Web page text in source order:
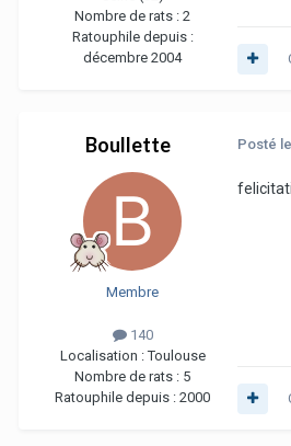
Nombre de rats : 2
Ratouphile depuis :
décembre 2004
Boullette
Membre
140
Localisation :Toulouse
Nombre de rats : 5
Ratouphile depuis : 2000
Posté